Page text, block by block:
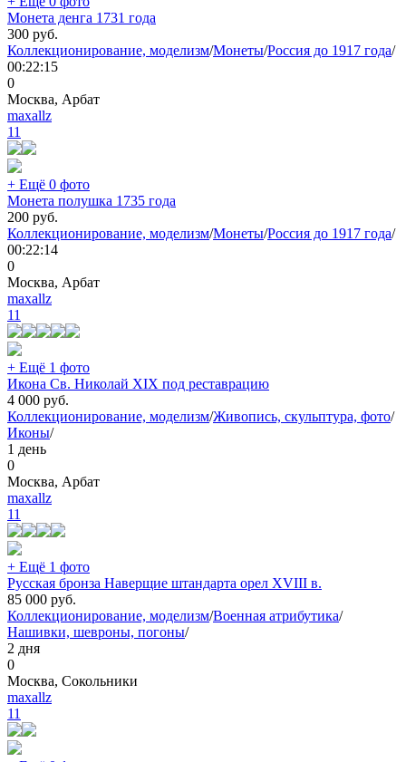
Монета денга 1731 года
300 руб.
Коллекционирование, моделизм/Монеты/Россия до 1917 года/
00:22:15
0
Москва, Арбат
maxallz
11
+ Ещё 0 фото
Монета полушка 1735 года
200 руб.
Коллекционирование, моделизм/Монеты/Россия до 1917 года/
00:22:14
0
Москва, Арбат
maxallz
11
+ Ещё 1 фото
Икона Св. Николай XIX под реставрацию
4 000 руб.
Коллекционирование, моделизм/Живопись, скульптура, фото/
Иконы/
1 день
0
Москва, Арбат
maxallz
11
+ Ещё 1 фото
Русская бронза Наверщие штандарта орел XVIII в.
85 000 руб.
Коллекционирование, моделизм/Военная атрибутика/
Нашивки, шевроны, погоны/
2 дня
0
Москва, Сокольники
maxallz
11